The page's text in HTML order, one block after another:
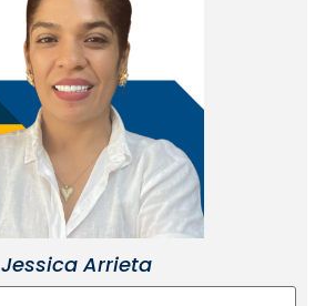
Jessica Arrieta